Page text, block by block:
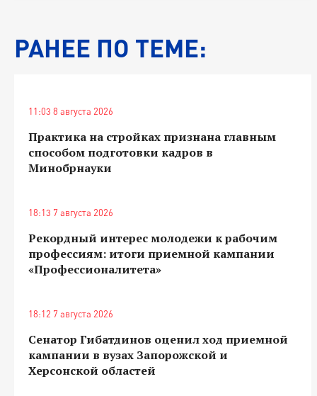
РАНЕЕ ПО ТЕМЕ:
11:03 8 августа 2026
Практика на стройках признана главным
способом подготовки кадров в
Минобрнауки
18:13 7 августа 2026
Рекордный интерес молодежи к рабочим
профессиям: итоги приемной кампании
«Профессионалитета»
18:12 7 августа 2026
Сенатор Гибатдинов оценил ход приемной
кампании в вузах Запорожской и
Херсонской областей